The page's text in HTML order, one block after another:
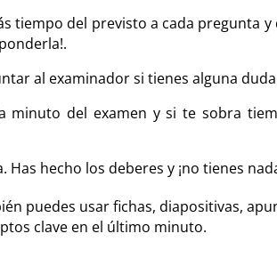
tiempo del previsto a cada pregunta
al examinador si tienes alguna
minuto del examen y si te sobra
Has hecho los deberes y ¡no tienes
puedes usar fichas, diapositivas,
clave en el último minuto.